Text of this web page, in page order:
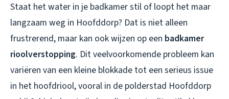
Staat het water in je badkamer stil of loopt het maar
langzaam weg in Hoofddorp? Dat is niet alleen
frustrerend, maar kan ook wijzen op een badkamer
rioolverstopping. Dit veelvoorkomende probleem kan
variëren van een kleine blokkade tot een serieus issue
in het hoofdriool, vooral in de polderstad Hoofddorp